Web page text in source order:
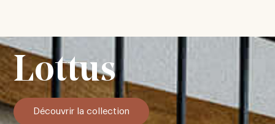
Lottus
Découvrir la collection